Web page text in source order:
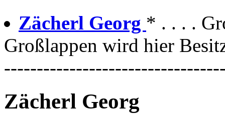
Zächerl Georg * . . . .
Großlappen wird hier
Zächerl Georg